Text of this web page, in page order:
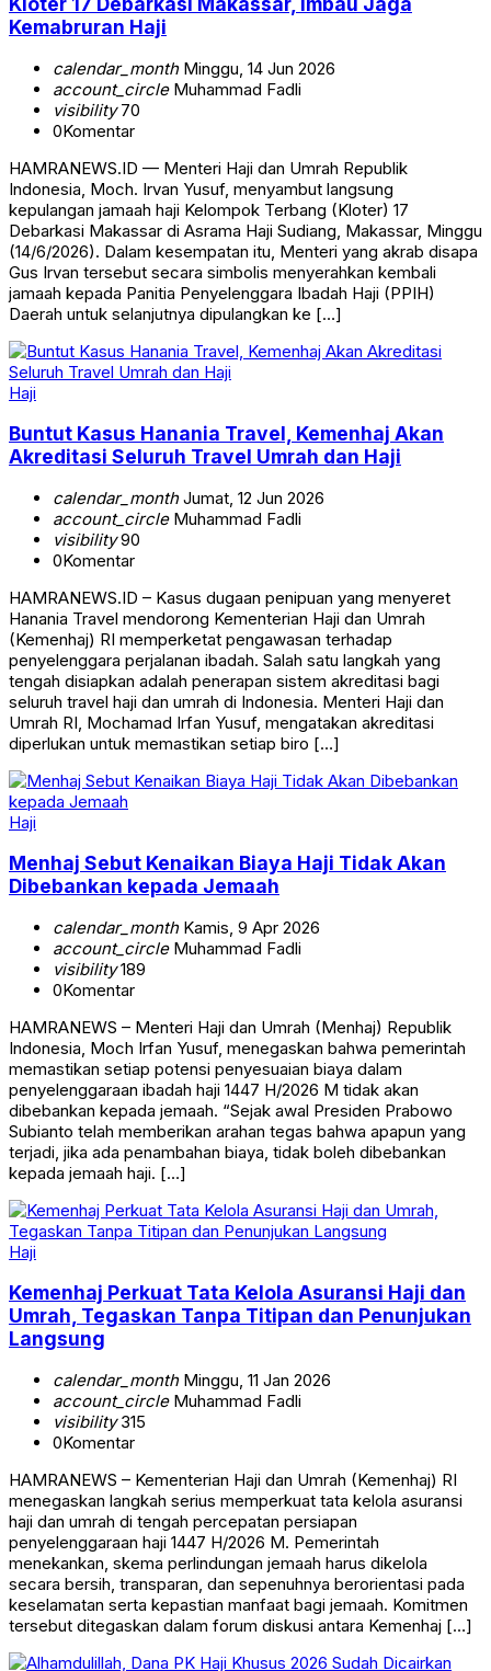
Kemabruran Haji
calendar_monthMinggu, 14 Jun 2026
account_circleMuhammad Fadli
visibility70
0Komentar
HAMRANEWS.ID — Menteri Haji dan Umrah Republik
Indonesia, Moch. Irvan Yusuf, menyambut langsung
kepulangan jamaah haji Kelompok Terbang (Kloter) 17
Debarkasi Makassar di Asrama Haji Sudiang, Makassar, Minggu
(14/6/2026). Dalam kesempatan itu, Menteri yang akrab disapa
Gus Irvan tersebut secara simbolis menyerahkan kembali
jamaah kepada Panitia Penyelenggara Ibadah Haji (PPIH)
Daerah untuk selanjutnya dipulangkan ke […]
Haji
Buntut Kasus Hanania Travel, Kemenhaj Akan
Akreditasi Seluruh Travel Umrah dan Haji
calendar_monthJumat, 12 Jun 2026
account_circleMuhammad Fadli
visibility90
0Komentar
HAMRANEWS.ID – Kasus dugaan penipuan yang menyeret
Hanania Travel mendorong Kementerian Haji dan Umrah
(Kemenhaj) RI memperketat pengawasan terhadap
penyelenggara perjalanan ibadah. Salah satu langkah yang
tengah disiapkan adalah penerapan sistem akreditasi bagi
seluruh travel haji dan umrah di Indonesia. Menteri Haji dan
Umrah RI, Mochamad Irfan Yusuf, mengatakan akreditasi
diperlukan untuk memastikan setiap biro […]
Haji
Menhaj Sebut Kenaikan Biaya Haji Tidak Akan
Dibebankan kepada Jemaah
calendar_monthKamis, 9 Apr 2026
account_circleMuhammad Fadli
visibility189
0Komentar
HAMRANEWS – Menteri Haji dan Umrah (Menhaj) Republik
Indonesia, Moch Irfan Yusuf, menegaskan bahwa pemerintah
memastikan setiap potensi penyesuaian biaya dalam
penyelenggaraan ibadah haji 1447 H/2026 M tidak akan
dibebankan kepada jemaah. “Sejak awal Presiden Prabowo
Subianto telah memberikan arahan tegas bahwa apapun yang
terjadi, jika ada penambahan biaya, tidak boleh dibebankan
kepada jemaah haji. […]
Haji
Kemenhaj Perkuat Tata Kelola Asuransi Haji dan
Umrah, Tegaskan Tanpa Titipan dan Penunjukan
Langsung
calendar_monthMinggu, 11 Jan 2026
account_circleMuhammad Fadli
visibility315
0Komentar
HAMRANEWS – Kementerian Haji dan Umrah (Kemenhaj) RI
menegaskan langkah serius memperkuat tata kelola asuransi
haji dan umrah di tengah percepatan persiapan
penyelenggaraan haji 1447 H/2026 M. Pemerintah
menekankan, skema perlindungan jemaah harus dikelola
secara bersih, transparan, dan sepenuhnya berorientasi pada
keselamatan serta kepastian manfaat bagi jemaah. Komitmen
tersebut ditegaskan dalam forum diskusi antara Kemenhaj […]